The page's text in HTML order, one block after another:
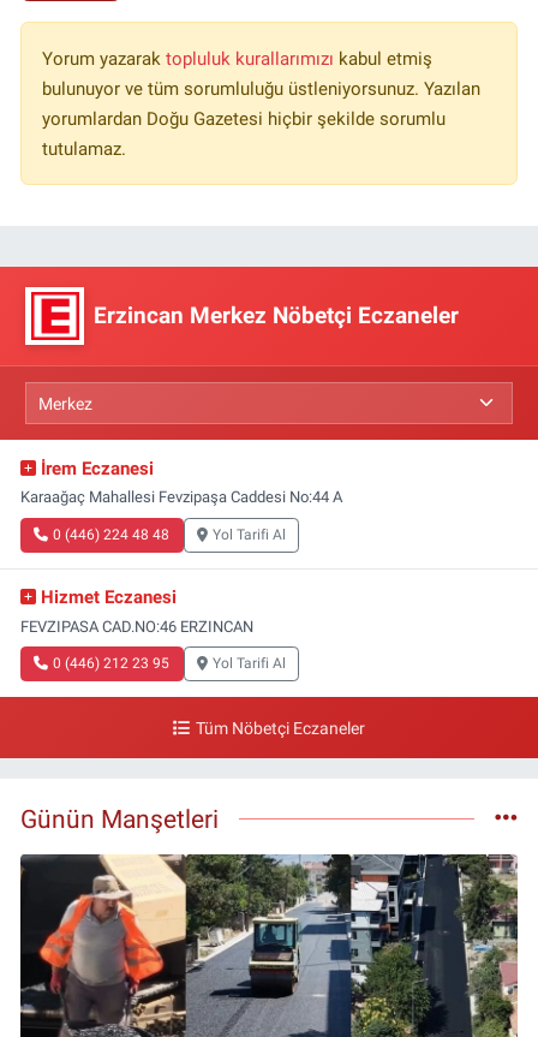
Yorum yazarak topluluk kurallarımızı kabul etmiş
bulunuyor ve tüm sorumluluğu üstleniyorsunuz. Yazılan
yorumlardan Doğu Gazetesi hiçbir şekilde sorumlu
tutulamaz.
Erzincan Merkez Nöbetçi Eczaneler
İrem Eczanesi
Karaağaç Mahallesi Fevzipaşa Caddesi No:44 A
0 (446) 224 48 48 Yol Tarifi Al
Hizmet Eczanesi
FEVZIPASA CAD.NO:46 ERZINCAN
0 (446) 212 23 95 Yol Tarifi Al
Tüm Nöbetçi Eczaneler
Günün Manşetleri